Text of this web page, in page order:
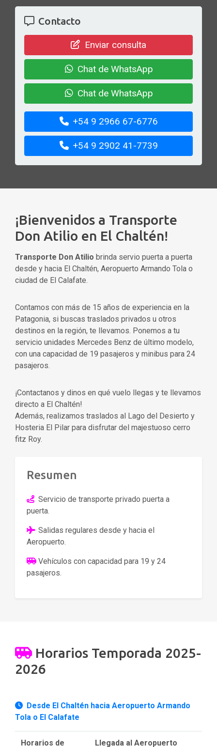
Contacto
Enviar consulta
Chat de WhatsApp
Chat de WhatsApp
+54 9 2966 67-6776
+54 9 2902 41-7739
¡Bienvenidos a Transporte
Don Atilio en El Chaltén!
Transporte Don Atilio brinda servio puerta a puerta
desde y hacia El Chaltén, Aeropuerto Armando Tola o
ciudad de El Calafate.
Contamos con más de 15 años de experiencia en la
Patagonia, si buscas traslados privados u otros
destinos en la región, te llevamos. Ponemos a tu
servicio unidades Mercedes Benz de último modelo,
con una capacidad de 19 pasajeros y minibus para 24
pasajeros.
¡Contactanos y dinos en qué vuelo llegas y te llevamos
directo a El Chaltén!
Además, realizamos traslados al Lago del Desierto y
Hosteria El Pilar para disfrutar del majestuoso cerro
fitz Roy.
Resumen
Servicio de transporte privado puerta a
puerta.
Salidas regulares desde y hacia el
Aeropuerto.
Vehículos con capacidad para 19 y 24
pasajeros.
Horarios Temporada 2025-
2026
Desde El Chaltén hacia Aeropuerto Armando
Tola o El Calafate
Horarios de Llegada al Aeropuerto